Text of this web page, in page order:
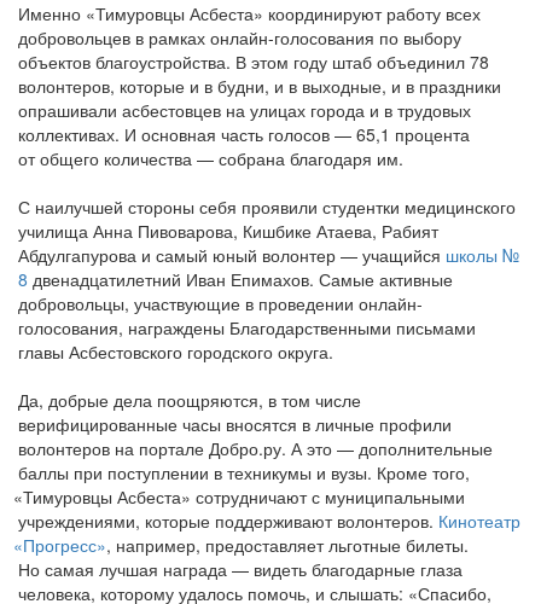
Именно «Тимуровцы Асбеста» координируют работу всех
добровольцев в рамках онлайн-голосования по выбору
объектов благоустройства. В этом году штаб объединил 78
волонтеров, которые и в будни, и в выходные, и в праздники
опрашивали асбестовцев на улицах города и в трудовых
коллективах. И основная часть голосов — 65,1 процента
от общего количества — собрана благодаря им.
С наилучшей стороны себя проявили студентки медицинского
училища Анна Пивоварова, Кишбике Атаева, Рабият
Абдулгапурова и самый юный волонтер — учащийся школы №
8 двенадцатилетний Иван Епимахов. Самые активные
добровольцы, участвующие в проведении онлайн-
голосования, награждены Благодарственными письмами
главы Асбестовского городского округа.
Да, добрые дела поощряются, в том числе
верифицированные часы вносятся в личные профили
волонтеров на портале Добро.ру. А это — дополнительные
баллы при поступлении в техникумы и вузы. Кроме того,
«Тимуровцы Асбеста» сотрудничают с муниципальными
учреждениями, которые поддерживают волонтеров. Кинотеатр
«Прогресс», например, предоставляет льготные билеты.
Но самая лучшая награда — видеть благодарные глаза
человека, которому удалось помочь, и слышать: «Спасибо,